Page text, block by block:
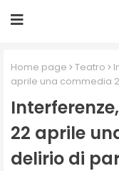
Home page Teatro
aprile una commedia
22 aprile
delirio di